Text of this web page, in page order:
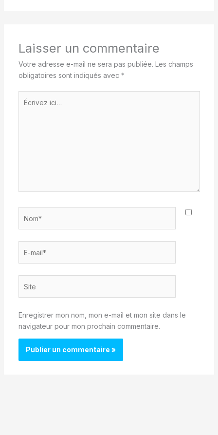
Laisser un commentaire
Votre adresse e-mail ne sera pas publiée. Les champs
obligatoires sont indiqués avec *
Écrivez
ici…
mail*
Enregistrer mon nom, mon e-mail et mon site dans le
navigateur pour mon prochain commentaire.